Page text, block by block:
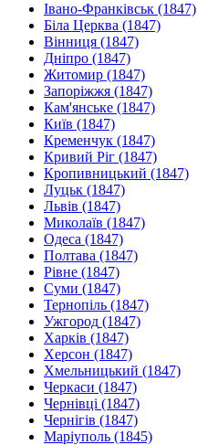
Івано-Франківськ (1847)
Біла Церква (1847)
Вінниця (1847)
Дніпро (1847)
Житомир (1847)
Запоріжжя (1847)
Кам'янське (1847)
Київ (1847)
Кременчук (1847)
Кривий Ріг (1847)
Кропивницький (1847)
Луцьк (1847)
Львів (1847)
Миколаїв (1847)
Одеса (1847)
Полтава (1847)
Рівне (1847)
Суми (1847)
Тернопіль (1847)
Ужгород (1847)
Харків (1847)
Херсон (1847)
Хмельницький (1847)
Черкаси (1847)
Чернівці (1847)
Чернігів (1847)
Маріуполь (1845)